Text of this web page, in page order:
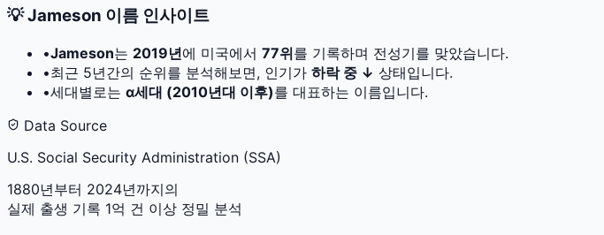
💡Jameson 이름 인사이트
•Jameson는 2019년에 미국에서 77위를 기록하며 전성기를 맞았습니다.
•최근 5년간의 순위를 분석해보면, 인기가 하락 중 ↓ 상태입니다.
•세대별로는 α세대 (2010년대 이후)를 대표하는 이름입니다.
Data Source
U.S. Social Security Administration (SSA)
1880년부터 2024년까지의
실제 출생 기록 1억 건 이상 정밀 분석